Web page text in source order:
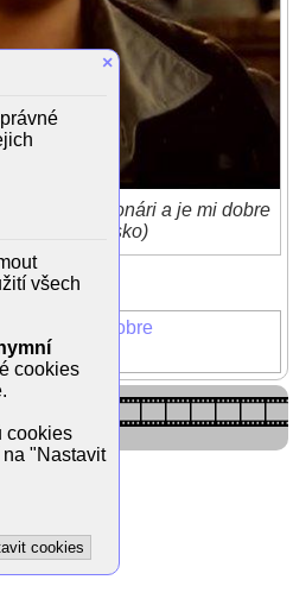
Sedím na konári a je mi dobre
Juraj Jakubisko)
do galerie
(2/3)
a je mi dobre
Horváthová
×
všech
cookies
cookies
"Nastavit
cookies